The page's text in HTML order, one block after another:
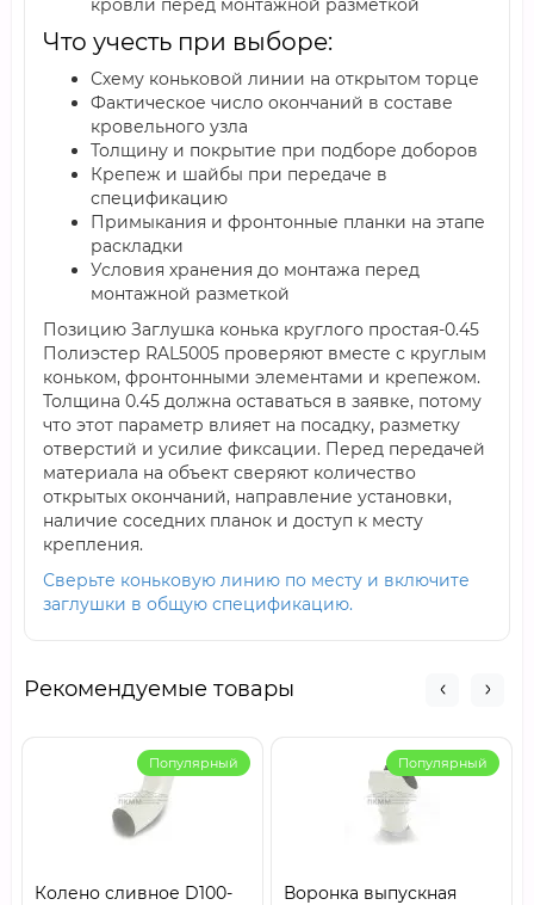
кровли перед монтажной разметкой
Что учесть при выборе:
Схему коньковой линии на открытом торце
Фактическое число окончаний в составе
кровельного узла
Толщину и покрытие при подборе доборов
Крепеж и шайбы при передаче в
спецификацию
Примыкания и фронтонные планки на этапе
раскладки
Условия хранения до монтажа перед
монтажной разметкой
Позицию Заглушка конька круглого простая-0.45
Полиэстер RAL5005 проверяют вместе с круглым
коньком, фронтонными элементами и крепежом.
Толщина 0.45 должна оставаться в заявке, потому
что этот параметр влияет на посадку, разметку
отверстий и усилие фиксации. Перед передачей
материала на объект сверяют количество
открытых окончаний, направление установки,
наличие соседних планок и доступ к месту
крепления.
Сверьте коньковую линию по месту и включите
заглушки в общую спецификацию.
Рекомендуемые товары
Популярный
Колено сливное D100-
Популярный
Воронка выпускная